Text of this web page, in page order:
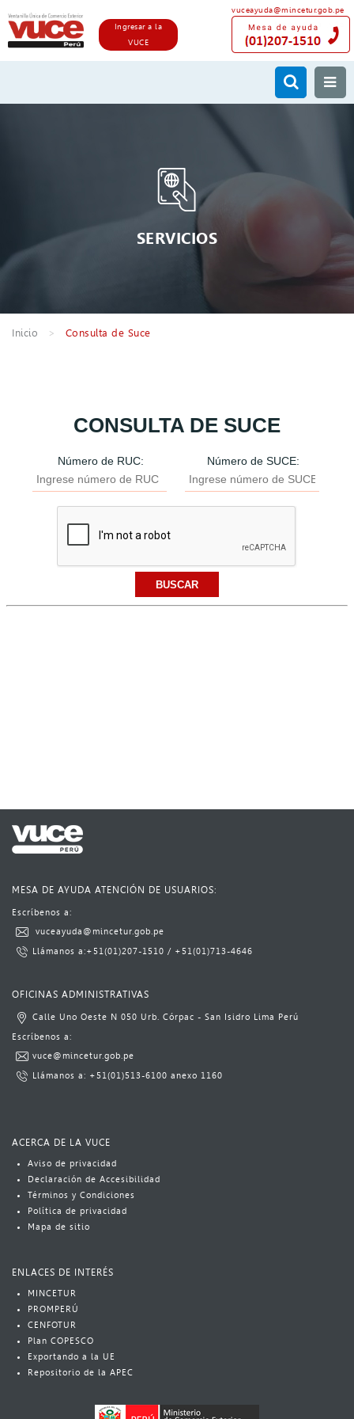
vuceayuda@mincetur.gob.pe
Ingresar a la
VUCE
SERVICIOS
Inicio Consulta de Suce
MESA DE AYUDA ATENCIÓN DE USUARIOS:
Escríbenos a:​​​
vuceayuda@mincetur.gob.pe​
L​lámanos a:​+51(01)​207-1510 ​​ / ​ +51(01)713-4646​​​​
OFICINAS ADMINISTRATIVAS
Calle Uno Oeste N 050 Urb. Córpac - San Isidro Lima Perú​
​Escrí​benos a:​​​
vuce@mincetur.gob.pe​
Llámanos a: ​ +51(01)513-6100 ​ anexo 1160​
ACERCA DE LA VUCE
Aviso​​​ de privacidad
Declaración de Accesibilidad
Términos y Condiciones
Política​​ de privacidad
Mapa de sitio
ENLACES DE INTERÉS
MINCETUR
PROMPERÚ
CENFOTUR
Plan COPESCO​
Exportando a la UE
Repositorio de la APEC​